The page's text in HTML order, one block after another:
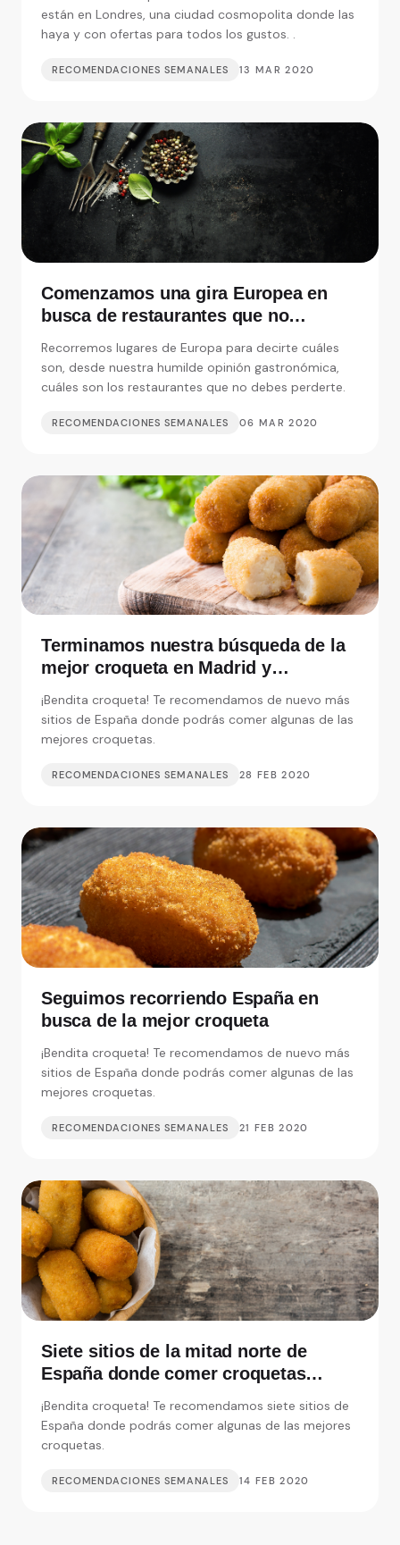
imprescindibles
están en Londres, una ciudad cosmopolita donde las
RECOMENDACIONES SEMANALES 13 MAR 2020
Comenzamos una gira Europea en
busca de restaurantes que no
Recorremos lugares de Europa para decirte cuáles
son, desde nuestra humilde opinión gastronómica,
cuáles son los restaurantes que no debes perderte.
RECOMENDACIONES SEMANALES 06 MAR 2020
Terminamos nuestra búsqueda de la
mejor croqueta en Madrid y
alrededores
¡Bendita croqueta! Te recomendamos de nuevo más
sitios de España donde podrás comer algunas de las
mejores croquetas.
RECOMENDACIONES SEMANALES 28 FEB 2020
Seguimos recorriendo España en
busca de la mejor croqueta
¡Bendita croqueta! Te recomendamos de nuevo más
sitios de España donde podrás comer algunas de las
mejores croquetas.
RECOMENDACIONES SEMANALES 21 FEB 2020
Siete sitios de la mitad norte de
España donde comer croquetas
¡Bendita croqueta! Te recomendamos siete sitios de
España donde podrás comer algunas de las mejores
croquetas.
RECOMENDACIONES SEMANALES 14 FEB 2020